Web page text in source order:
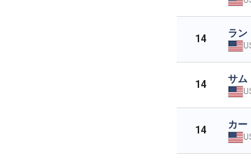
14 ラン
14 サム
14 カー